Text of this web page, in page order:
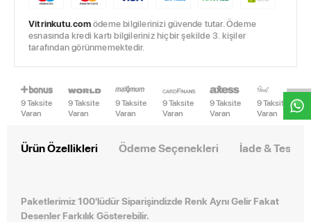
W
h
t
s
a
p
p
D
e
s
e
H
a
t
t
Vitrinkutu.comödeme bilgilerinizi güvende tutar. Ödeme
esnasında kredi kartı bilgileriniz hiçbir şekilde 3. kişiler
tarafından görünmemektedir.
9 Taksite
Varan
9 Taksite
Varan
9 Taksite
Varan
9 Taksite
Varan
9 Taksite
Varan
9 Taksite
Varan
Ürün Özellikleri Ödeme Seçenekleri İade &
Paketlerimiz 100'lüdür Siparişindizde Renk Aynı Gelir Fakat
Desenler Farkılık Gösterebilir.